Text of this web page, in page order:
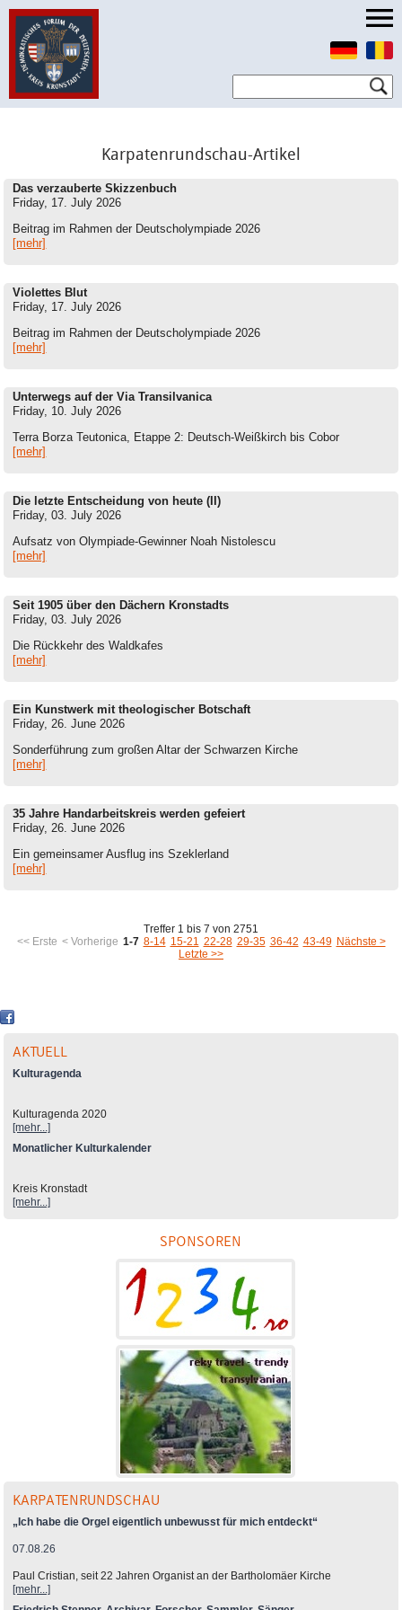
Karpatenrundschau-Artikel
Das verzauberte Skizzenbuch
Friday, 17. July 2026
Beitrag im Rahmen der Deutscholympiade 2026
[mehr]
Violettes Blut
Friday, 17. July 2026
Beitrag im Rahmen der Deutscholympiade 2026
[mehr]
Unterwegs auf der Via Transilvanica
Friday, 10. July 2026
Terra Borza Teutonica, Etappe 2: Deutsch-Weißkirch bis Cobor
[mehr]
Die letzte Entscheidung von heute (II)
Friday, 03. July 2026
Aufsatz von Olympiade-Gewinner Noah Nistolescu
[mehr]
Seit 1905 über den Dächern Kronstadts
Friday, 03. July 2026
Die Rückkehr des Waldkafes
[mehr]
Ein Kunstwerk mit theologischer Botschaft
Friday, 26. June 2026
Sonderführung zum großen Altar der Schwarzen Kirche
[mehr]
35 Jahre Handarbeitskreis werden gefeiert
Friday, 26. June 2026
Ein gemeinsamer Ausflug ins Szeklerland
[mehr]
Treffer 1 bis 7 von 2751
<< Erste < Vorherige 1-7 8-14 15-21 22-28 29-35 36-42 43-49 Nächste >
Letzte >>
AKTUELL
Kulturagenda
Kulturagenda 2020
[mehr...]
Monatlicher Kulturkalender
Kreis Kronstadt
[mehr...]
SPONSOREN
KARPATENRUNDSCHAU
„Ich habe die Orgel eigentlich unbewusst für mich entdeckt“
07.08.26
Paul Cristian, seit 22 Jahren Organist an der Bartholomäer Kirche
[mehr...]